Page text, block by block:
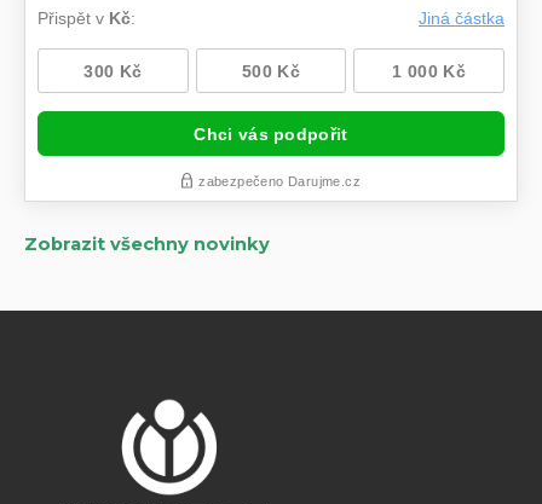
Zobrazit všechny novinky